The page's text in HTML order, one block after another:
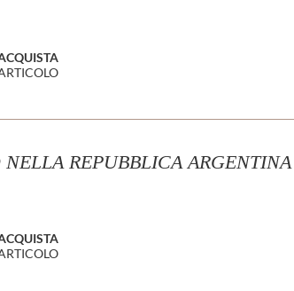
REPUBBLICA ARGENTINA